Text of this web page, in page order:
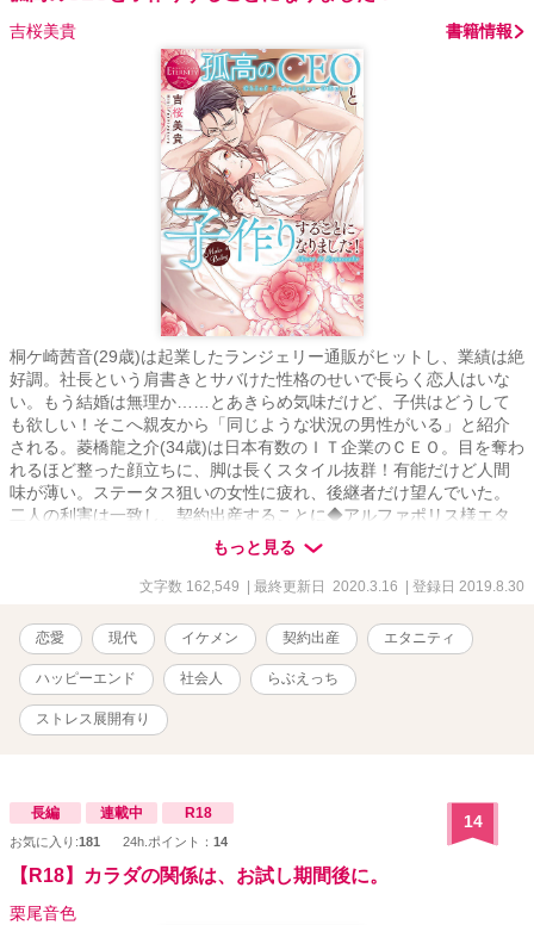
吉桜美貴 書籍情報
桐ケ崎茜音(29歳)は起業したランジェリー通販がヒットし、業績は絶
好調。社長という肩書きとサバけた性格のせいで長らく恋人はいな
い。もう結婚は無理か……とあきらめ気味だけど、子供はどうして
も欲しい！そこへ親友から「同じような状況の男性がいる」と紹介
される。菱橋龍之介(34歳)は日本有数のＩＴ企業のＣＥＯ。目を奪わ
れるほど整った顔立ちに、脚は長くスタイル抜群！有能だけど人間
味が薄い。ステータス狙いの女性に疲れ、後継者だけ望んでいた。
二人の利害は一致し、契約出産することに◆アルファポリス様エタ
ニティブックスより2020/03/12書籍化されました
もっと見る
文字数 162,549 | 最終更新日 2020.3.16 | 登録日 2019.8.30
恋愛 現代 イケメン 契約出産 エタニティ
ハッピーエンド 社会人 らぶえっち
ストレス展開有り
長編 連載中 R18
お気に入り:181 24h.ポイント： 14
14
【R18】カラダの関係は、お試し期間後に。
栗尾音色